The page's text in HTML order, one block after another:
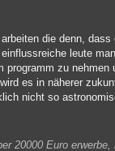
die denn,
leute
programm zu
es in näherer
nicht so
20000 Euro